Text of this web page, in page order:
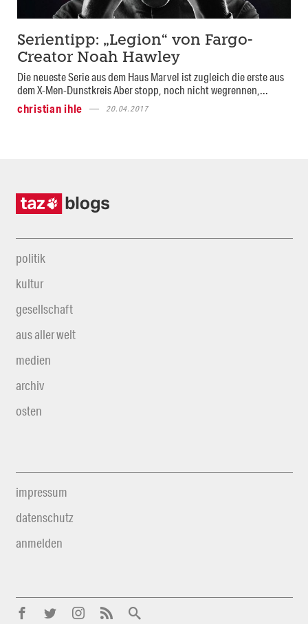
Serientipp: „Legion“ von Fargo-
Creator Noah Hawley
Die neueste Serie aus dem Haus Marvel ist zugleich die erste aus
dem X-Men-Dunstkreis Aber stopp, noch nicht wegrennen,...
christian ihle
20.04.2017
politik
kultur
gesellschaft
aus aller welt
medien
archiv
osten
impressum
datenschutz
anmelden